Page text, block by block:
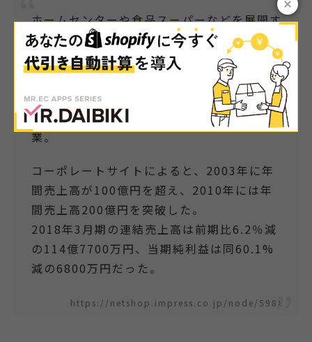
ホームセンターや食品スーパーなどを展開す
る綿半ホールディングスは11月21日、家電
ECサイト「PCボンバー」を運営するアベル
ネットを買収すると発表した。12月3日付で
完全子会社化する。取得価額は20億円。ア
ベルネットは1998年創業の家電ECの老舗企
業。
コーポレートサイトによると、2003年に年
間売上高が100億円を超え、2010年には年
間売上高200億円を突破した。
2018年3月期の連結売上高は前期比6.2％減
の114億7700万円、当期純利益は同60.1%
減の6800万円だった。
https://netshop.impress.co.jp/node/5988